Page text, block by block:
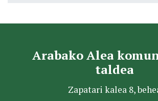
Arabako Alea
taldea
Zapatari kalea 8,